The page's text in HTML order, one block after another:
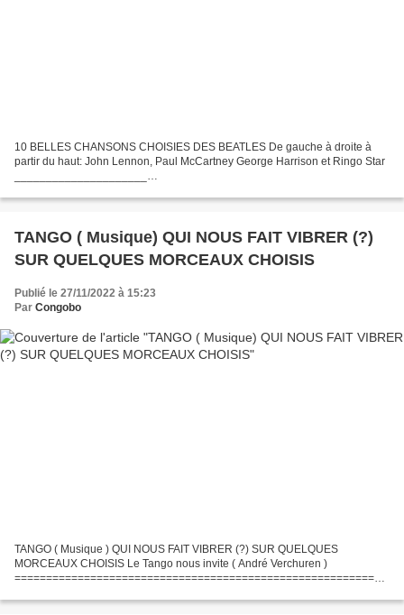
10 BELLES CHANSONS CHOISIES DES BEATLES De gauche à droite à
partir du haut: John Lennon, Paul McCartney George Harrison et Ringo Star
================ The Beatles est un...
TANGO ( Musique) QUI NOUS FAIT VIBRER (?)
SUR QUELQUES MORCEAUX CHOISIS
Publié le 27/11/2022 à 15:23
Par Congobo
TANGO ( Musique ) QUI NOUS FAIT VIBRER (?) SUR QUELQUES
MORCEAUX CHOISIS Le Tango nous invite ( André Verchuren )
===========================================================
une danse de...